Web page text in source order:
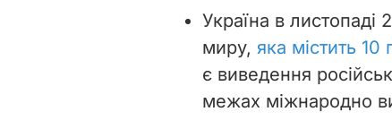
Україна в
миру, яка містить 10
є виведення
межах міжнародно